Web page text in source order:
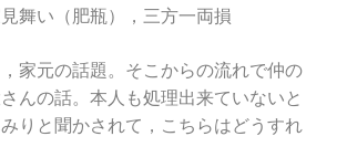
舞い（肥瓶），三方一両損
家元の話題。そこからの流れで仲の
んの話。本人も処理出来ていないと
りと聞かされて，こちらはどうすれ